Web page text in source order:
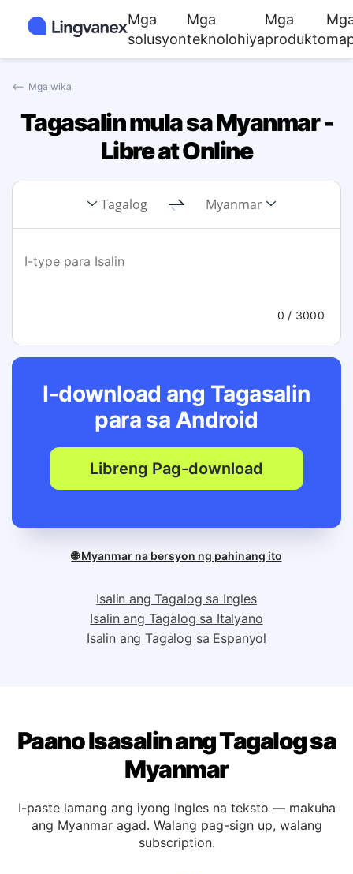
Mga
solusyon
Mga
teknolohiya
Mga
produkto
⟵ Mga wika
Tagasalin mula sa Myanmar -
Libre at Online
Tagalog Myanmar
0 / 3000
I-download ang Tagasalin
para sa Android
Libreng Pag-download
🌐 Myanmar na bersyon ng pahinang ito
Isalin ang Tagalog sa Ingles
Paano Isasalin ang Tagalog sa
Myanmar
I-paste lamang ang iyong Ingles na teksto — makuha